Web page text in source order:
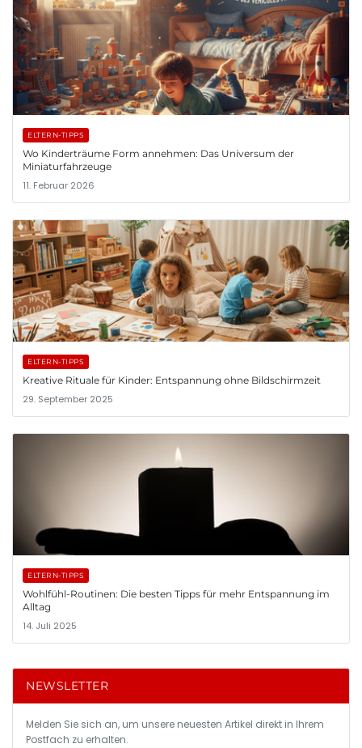
ELTERN-TIPPS
Wo Kinderträume Form annehmen: Das Universum der
Miniaturfahrzeuge
11. Februar 2026
ELTERN-TIPPS
Kreative Rituale für Kinder: Entspannung ohne Bildschirmzeit
29. September 2025
ELTERN-TIPPS
Wohlfühl-Routinen: Die besten Tipps für mehr Entspannung im
Alltag
14. Juli 2025
NEWSLETTER
Melden Sie sich an, um unsere neuesten Artikel direkt in Ihrem
Postfach zu erhalten.